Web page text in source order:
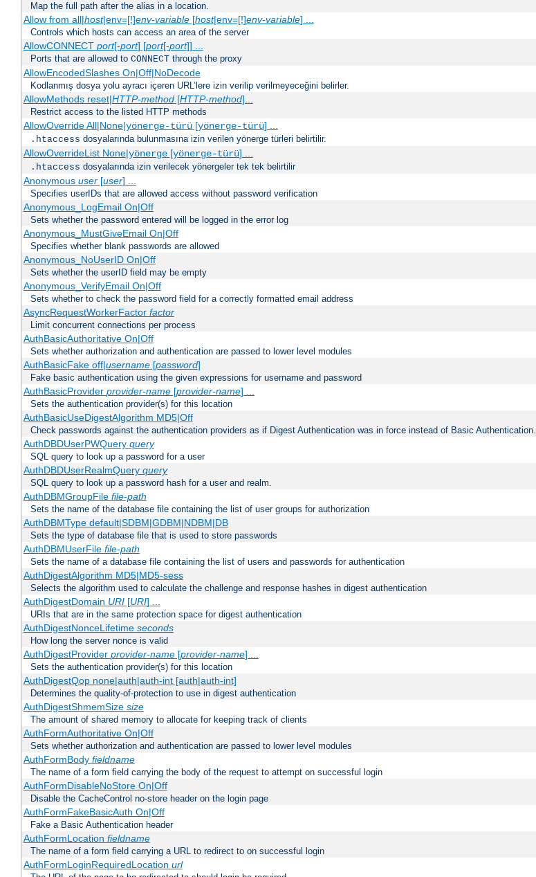
Map the full path after the alias in a location.
Allow from all|host|env=[!]env-variable[host|env=[!]env-variable] ...
Controls which hosts can access an area of the server
AllowCONNECT port[-port] [port[-port]] ...
Ports that are allowed to CONNECT through the proxy
AllowEncodedSlashes On|Off|NoDecode
Kodlanmış dosya yolu ayracı içeren URL’lere izin verilip verilmeyeceğini belirler.
AllowMethods reset|HTTP-method[HTTP-method]...
Restrict access to the listed HTTP methods
AllowOverride All|None|yönerge-türü[yönerge-türü] ...
.htaccess dosyalarında bulunmasına izin verilen yönerge türleri belirtilir.
AllowOverrideList None|yönerge[yönerge-türü] ...
.htaccess dosyalarında izin verilecek yönergeler tek tek belirtilir
Anonymous user[user] ...
Specifies userIDs that are allowed access without password verification
Anonymous_LogEmail On|Off
Sets whether the password entered will be logged in the error log
Anonymous_MustGiveEmail On|Off
Specifies whether blank passwords are allowed
Anonymous_NoUserID On|Off
Sets whether the userID field may be empty
Anonymous_VerifyEmail On|Off
Sets whether to check the password field for a correctly formatted email address
AsyncRequestWorkerFactor factor
Limit concurrent connections per process
AuthBasicAuthoritative On|Off
Sets whether authorization and authentication are passed to lower level modules
AuthBasicFake off|username[password]
Fake basic authentication using the given expressions for username and password
AuthBasicProvider provider-name[provider-name] ...
Sets the authentication provider(s) for this location
AuthBasicUseDigestAlgorithm MD5|Off
Check passwords against the authentication providers as if Digest Authentication was in force instead of Basic Authentication.
AuthDBDUserPWQuery query
SQL query to look up a password for a user
AuthDBDUserRealmQuery query
SQL query to look up a password hash for a user and realm.
AuthDBMGroupFile file-path
Sets the name of the database file containing the list of user groups for authorization
AuthDBMType default|SDBM|GDBM|NDBM|DB
Sets the type of database file that is used to store passwords
AuthDBMUserFile file-path
Sets the name of a database file containing the list of users and passwords for authentication
AuthDigestAlgorithm MD5|MD5-sess
Selects the algorithm used to calculate the challenge and response hashes in digest authentication
AuthDigestDomain URI[URI] ...
URIs that are in the same protection space for digest authentication
AuthDigestNonceLifetime seconds
How long the server nonce is valid
AuthDigestProvider provider-name[provider-name] ...
Sets the authentication provider(s) for this location
AuthDigestQop none|auth|auth-int [auth|auth-int]
Determines the quality-of-protection to use in digest authentication
AuthDigestShmemSize size
The amount of shared memory to allocate for keeping track of clients
AuthFormAuthoritative On|Off
Sets whether authorization and authentication are passed to lower level modules
AuthFormBody fieldname
The name of a form field carrying the body of the request to attempt on successful login
AuthFormDisableNoStore On|Off
Disable the CacheControl no-store header on the login page
AuthFormFakeBasicAuth On|Off
Fake a Basic Authentication header
AuthFormLocation fieldname
The name of a form field carrying a URL to redirect to on successful login
AuthFormLoginRequiredLocation url